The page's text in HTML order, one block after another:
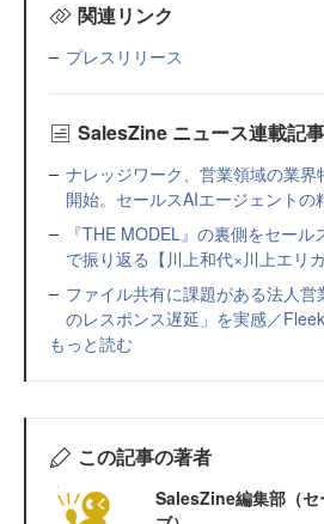
関連リンク
プレスリリース
SalesZine ニュース連載記
ナレッジワーク、営業領域の業
開始。セールスAIエージェントの
『THE MODEL』の裏側をセー
で振り返る【川上和代×川上エリ
ファイル共有に課題がある法人
のレスポンス遅延」を実感／
もっと読む
この記事の著者
SalesZine編集部（セ